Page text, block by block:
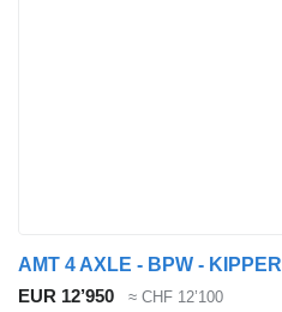
AMT 4 AXLE - BPW - KIPPER
EUR 12’950
≈ CHF 12’100